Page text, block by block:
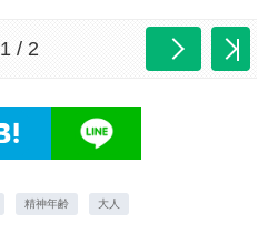
1 / 2
精神年齢 大人